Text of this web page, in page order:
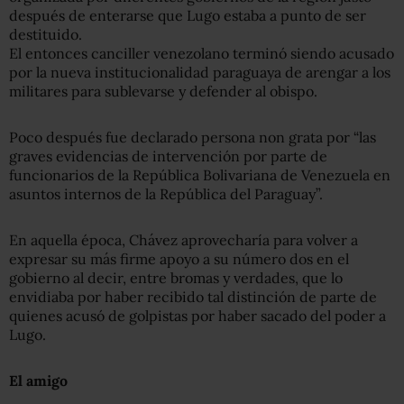
después de enterarse que Lugo estaba a punto de ser
destituido.
El entonces canciller venezolano terminó siendo acusado
por la nueva institucionalidad paraguaya de arengar a los
militares para sublevarse y defender al obispo.
Poco después fue declarado persona non grata por “las
graves evidencias de intervención por parte de
funcionarios de la República Bolivariana de Venezuela en
asuntos internos de la República del Paraguay”.
En aquella época, Chávez aprovecharía para volver a
expresar su más firme apoyo a su número dos en el
gobierno al decir, entre bromas y verdades, que lo
envidiaba por haber recibido tal distinción de parte de
quienes acusó de golpistas por haber sacado del poder a
Lugo.
El amigo